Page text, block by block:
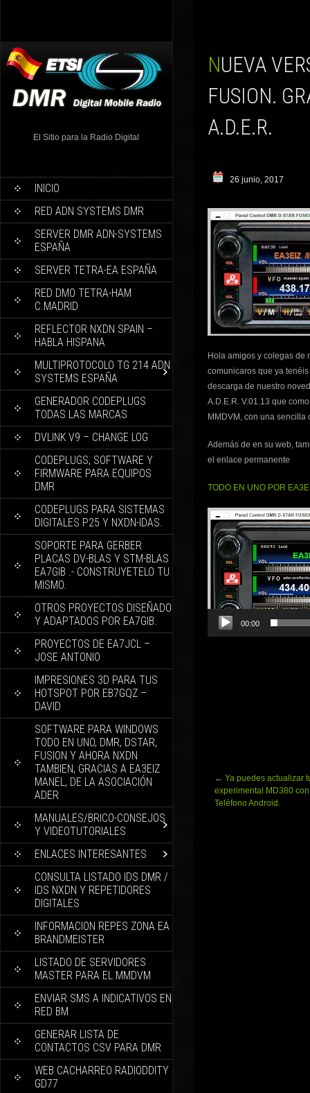
El Sitio para la Radio Digital
INICIO
RED ADN SYSTEMS DMR
SERVER DMR ADN-SYSTEMS
ESPAÑA
SERVER TETRA-EA ESPAÑA
RED DMO TETRA-HAM
C.MADRID
REFLECTOR NXDN SPAIN –
HABLA HISPANA
MULTIPROTOCOLO TG 214 ADN
SYSTEMS ESPAÑA
GENERADOR CODEPLUGS
TODAS LAS MARCAS
DVLINK V9 – CHANGE LOG
CODEPLUGS, SOFTWARE Y
FIRMWARE PARA EQUIPOS
DMR
CODEPLUGS PARA SISTEMAS
DIGITALES P25 Y NXDN-IDAS.
SOPORTE PARA GERBER
PLACAS DV-BLAS Y STM-BLAS
EA7GIB .- CONSTRUYETELO TU
MISMO.
OTROS PROYECTOS DISEÑADO
Y ADAPTADOS POR EA7GIB.
PROYECTOS DE EA7JCL –
JOSE ANTONIO
IMPRESIONES 3D PARA TUS
HOTSPOT POR EB7GQZ –
DAVID
SOFTWARE PARA WINDOWS
TODO EN UNO, DMR, DSTAR,
FUSION Y AHORA NXDN
TAMBIEN, GRACIAS A EA3EIZ
MANEL, DE LA ASOCIACIÓN
ADER
MANUALES/BRICO-CONSEJOS
Y VIDEOTUTORIALES
ENLACES INTERESANTES
CONSULTA LISTADO IDS DMR /
IDS NXDN Y REPETIDORES
DIGITALES
INFORMACION REPES ZONA EA
BRANDMEISTER
LISTADO DE SERVIDORES
MASTER PARA EL MMDVM
ENVIAR SMS A INDICATIVOS EN
RED BM
GENERAR LISTA DE
CONTACTOS CSV PARA DMR
WEB CACHARREO RADIODDITY
GD77
NUEVA VERSIÓN 1.13 FTM-400D PARA DMR, DSTAR Y
FUSION.
A.D.E.R.
26 junio, 2017
Hola amigos y colegas de
comunicaros que ya
descarga de nuestro
A.D.E.R. V.01.13 que
MMDVM, con una
Además de en su web,
el enlace permanente
TODO EN UNO POR
Reproductor
de
vídeo
00:00
Navegación
de
entradas
← Ya puedes actualizar
experimental MD380
Teléfono Android.